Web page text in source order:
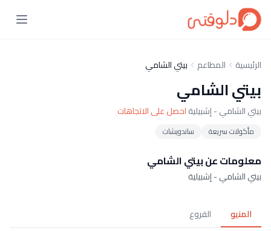
الرئيسية المطاعم بيتي الشامي
بيتي الشامي
بيتي الشامي - إشبيليةاحصل على الاتجاهات
مأكولات سريعة ساندويشات
معلومات عن بيتي الشامي
بيتي الشامي - إشبيلية
المنيو الفروع